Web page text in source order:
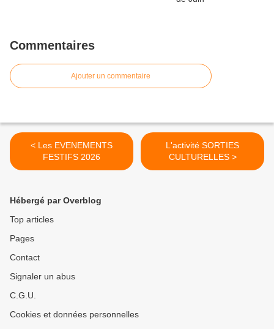
Commentaires
Ajouter un commentaire
< Les EVENEMENTS
FESTIFS 2026
L'activité SORTIES
CULTURELLES >
Hébergé par Overblog
Top articles
Pages
Contact
Signaler un abus
C.G.U.
Cookies et données personnelles